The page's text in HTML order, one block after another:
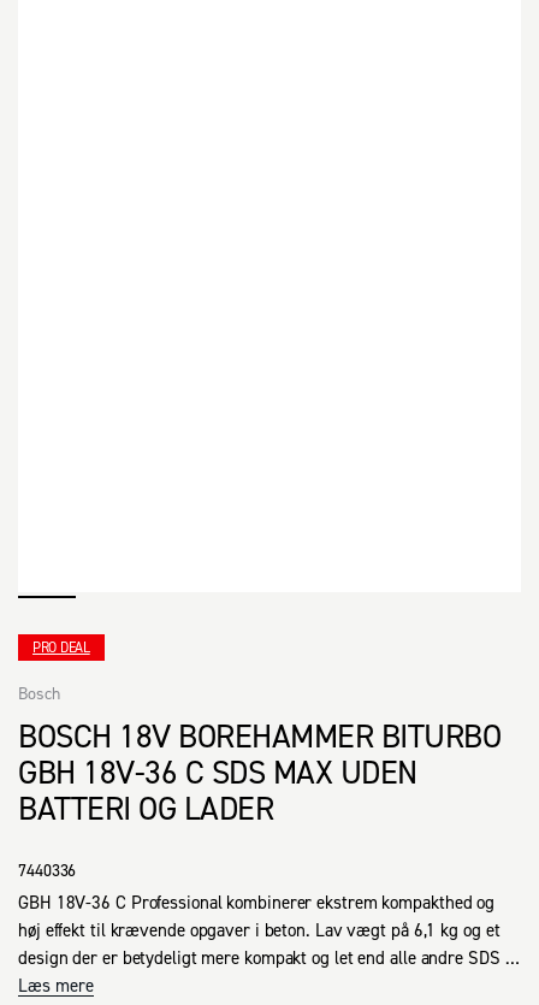
PRO DEAL
BOSCH 18V BOREHAMMER BITURBO
GBH 18V-36 C SDS MAX UDEN
BATTERI OG LADER
Bosch
7440336
GBH 18V-36 C Professional kombinerer ekstrem kompakthed og
høj effekt til krævende opgaver i beton. Lav vægt på 6,1 kg og et
design der er betydeligt mere kompakt og let end alle andre SDS
max batteridrevne hamre på markedet.
Læs mere